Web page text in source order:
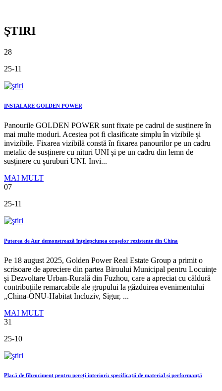
ŞTIRI
28
25-11
INSTALARE GOLDEN POWER
Panourile GOLDEN POWER sunt fixate pe cadrul de susținere în
mai multe moduri. Acestea pot fi clasificate simplu în vizibile și
invizibile. Fixarea vizibilă constă în fixarea panourilor pe un cadru
metalic de susținere cu nituri UNI și pe un cadru din lemn de
susținere cu șuruburi UNI. Invi...
MAI MULT
07
25-11
Puterea de Aur demonstrează înțelepciunea orașelor rezistente din China
Pe 18 august 2025, Golden Power Real Estate Group a primit o
scrisoare de apreciere din partea Biroului Municipal pentru Locuințe
și Dezvoltare Urban-Rurală din Fuzhou, care a apreciat cu căldură
contribuțiile remarcabile ale grupului la găzduirea evenimentului
„China-ONU-Habitat Incluziv, Sigur, ...
MAI MULT
31
25-10
Placă de fibrociment pentru pereți interiori: specificații de material și performanță